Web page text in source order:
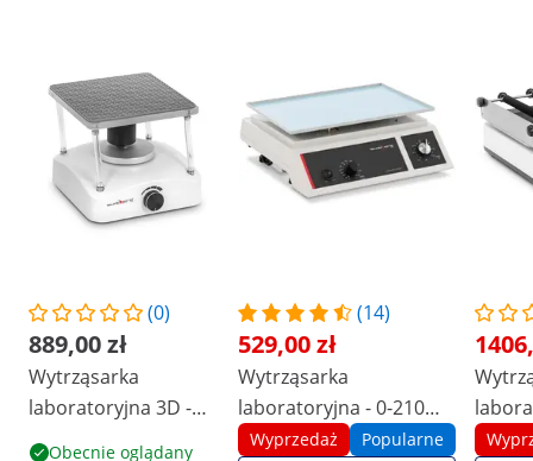
(0)
889,00 zł
Wytrząsarka
laboratoryjna 3D -
100 obr./min - 18 x
Obecnie oglądany
(14)
529,00 zł
Wytrząsarka
laboratoryjna - 0-210
obr./min
Wyprzedaż Popularne